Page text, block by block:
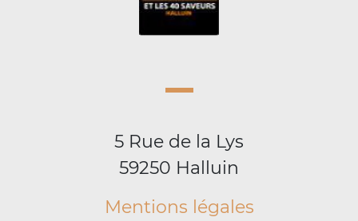
5 Rue de la Lys
59250 Halluin
Mentions légales